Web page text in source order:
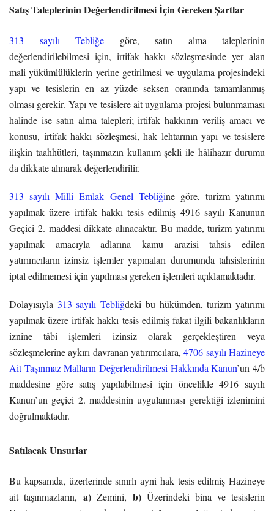
Satış Taleplerinin Değerlendirilmesi İçin Gereken Şartlar
313 sayılı Tebliğe göre, satın alma taleplerinin
değerlendirilebilmesi için, irtifak hakkı sözleşmesinde yer alan
mali yükümlülüklerin yerine getirilmesi ve uygulama projesindeki
yapı ve tesislerin en az yüzde seksen oranında tamamlanmış
olması gerekir. Yapı ve tesislere ait uygulama projesi bulunmaması
halinde ise satın alma talepleri; irtifak hakkının veriliş amacı ve
konusu, irtifak hakkı sözleşmesi, hak lehtarının yapı ve tesislere
ilişkin taahhütleri, taşınmazın kullanım şekli ile hâlihazır durumu
da dikkate alınarak değerlendirilir.
313 sayılı Milli Emlak Genel Tebliğine göre, turizm yatırımı
yapılmak üzere irtifak hakkı tesis edilmiş 4916 sayılı Kanunun
Geçici 2. maddesi dikkate alınacaktır. Bu madde, turizm yatırımı
yapılmak amacıyla adlarına kamu arazisi tahsis edilen
yatırımcıların izinsiz işlemler yapmaları durumunda tahsislerinin
iptal edilmemesi için yapılması gereken işlemleri açıklamaktadır.
Dolayısıyla 313 sayılı Tebliğdeki bu hükümden, turizm yatırımı
yapılmak üzere irtifak hakkı tesis edilmiş fakat ilgili bakanlıkların
iznine tâbi işlemleri izinsiz olarak gerçekleştiren veya
sözleşmelerine aykırı davranan yatırımcılara,4706 sayılı Hazineye
Ait Taşınmaz Malların Değerlendirilmesi Hakkında Kanun’un 4/b
maddesine göre satış yapılabilmesi için öncelikle 4916 sayılı
Kanun’un geçici 2. maddesinin uygulanması gerektiği izlenimini
doğrulmaktadır.
Satılacak Unsurlar
Bu kapsamda, üzerlerinde sınırlı ayni hak tesis edilmiş Hazineye
ait taşınmazların, a) Zemini, b) Üzerindeki bina ve tesislerin